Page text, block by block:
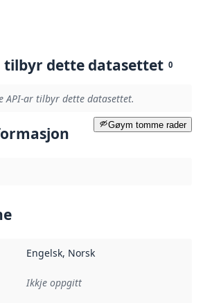
tilbyr dette datasettet 0
API-ar tilbyr dette datasettet.
Gøym tomme rader
Engelsk, Norsk
:
Ikkje oppgitt